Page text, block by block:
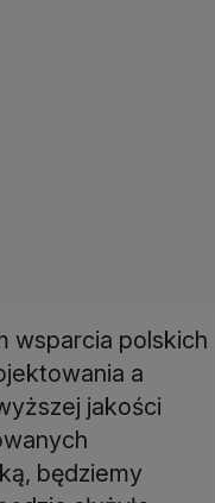
wsparcia polskich
a
jakości
będziemy